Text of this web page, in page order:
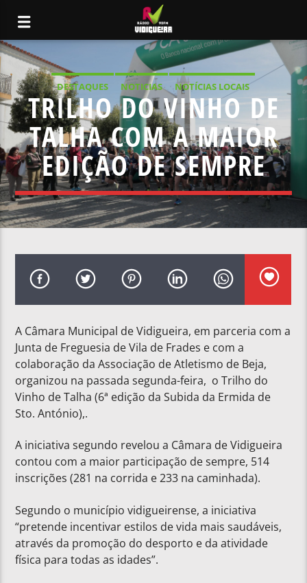
DESTAQUES NOTICIAS
NOTÍCIAS LOCAIS
NOTÍCIAS NACIONAIS
TRILHO DO VINHO DE
TALHA COM A MAIOR
EDIÇÃO DE SEMPRE
A Câmara Municipal de Vidigueira, em parceria com a
Junta de Freguesia de Vila de Frades e com a
colaboração da Associação de Atletismo de Beja,
organizou na passada segunda-feira, o Trilho do
Vinho de Talha (6ª edição da Subida da Ermida de
Sto. António),.
A iniciativa segundo revelou a Câmara de Vidigueira
contou com a maior participação de sempre, 514
inscrições (281 na corrida e 233 na caminhada).
Segundo o município vidigueirense, a iniciativa
“pretende incentivar estilos de vida mais saudáveis,
através da promoção do desporto e da atividade
física para todas as idades”.